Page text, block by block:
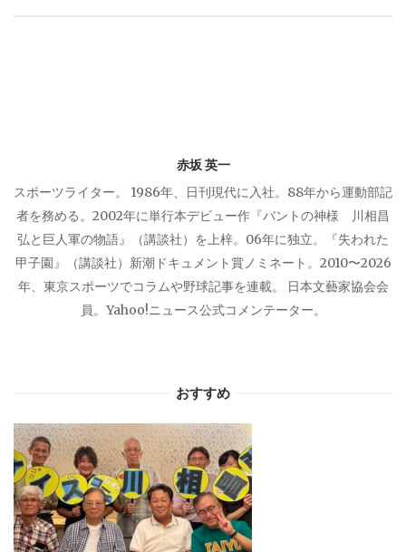
赤坂 英一
スポーツライター。 1986年、日刊現代に入社。88年から運動部記
者を務める。2002年に単行本デビュー作『バントの神様 川相昌
弘と巨人軍の物語』（講談社）を上梓。06年に独立。『失われた
甲子園』（講談社）新潮ドキュメント賞ノミネート。2010〜2026
年、東京スポーツでコラムや野球記事を連載。 日本文藝家協会会
員。Yahoo!ニュース公式コメンテーター。
おすすめ